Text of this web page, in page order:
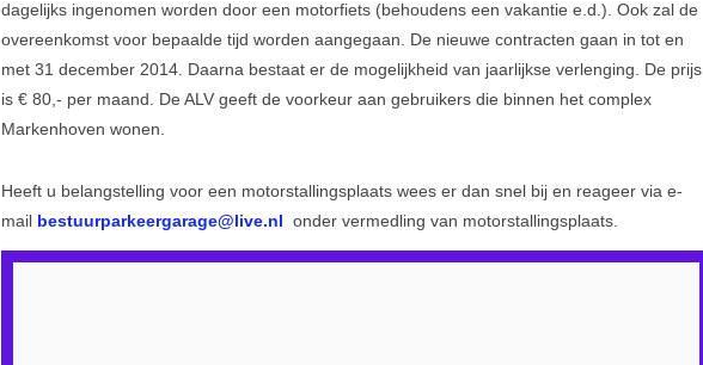
dagelijks ingenomen worden door een motorfiets (behoudens een vakantie e.d.). Ook zal de
overeenkomst voor bepaalde tijd worden aangegaan. De nieuwe contracten gaan in tot en
met 31 december 2014. Daarna bestaat er de mogelijkheid van jaarlijkse verlenging. De prijs
is € 80,- per maand. De ALV geeft de voorkeur aan gebruikers die binnen het complex
Markenhoven wonen.
Heeft u belangstelling voor een motorstallingsplaats wees er dan snel bij en reageer via e-
mail
onder vermedling van motorstallingsplaats.